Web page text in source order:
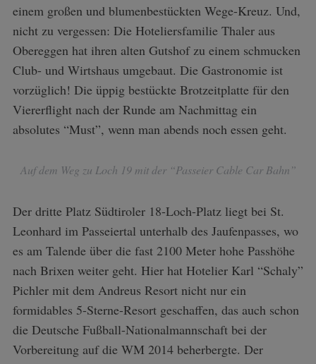
einem großen und blumenbestückten Wege-Kreuz. Und,
nicht zu vergessen: Die Hoteliersfamilie Thaler aus
Obereggen hat ihren alten Gutshof zu einem schmucken
Club- und Wirtshaus umgebaut. Die Gastronomie ist
vorzüglich! Die üppig bestückte Brotzeitplatte für den
Viererflight nach der Runde am Nachmittag ein
absolutes “Must”, wenn man abends noch essen geht.
Auf dem Weg zu Loch 19 mit der “Passeier Cable Car Bahn”
Der dritte Platz Südtiroler 18-Loch-Platz liegt bei St.
Leonhard im Passeiertal unterhalb des Jaufenpasses, wo
es am Talende über die fast 2100 Meter hohe Passhöhe
nach Brixen weiter geht. Hier hat Hotelier Karl “Schaly”
Pichler mit dem Andreus Resort nicht nur ein
formidables 5-Sterne-Resort geschaffen, das auch schon
die Deutsche Fußball-Nationalmannschaft bei der
Vorbereitung auf die WM 2014 beherbergte. Der